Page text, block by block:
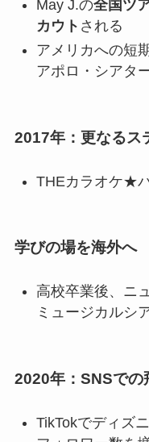
May J.の全国ツ
カウト される
アメリカへの短
アポロ・シアタ
2017年：更なるス
THEカラオケ★
学びの場を海外へ
高校卒業後、ニ
ミュージカルシ
2020年：SNSでの
TikTokでディズ